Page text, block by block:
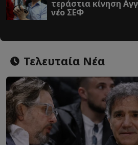
τεράστια κίνηση
νέο ΣΕΦ
Τελευταία Νέα